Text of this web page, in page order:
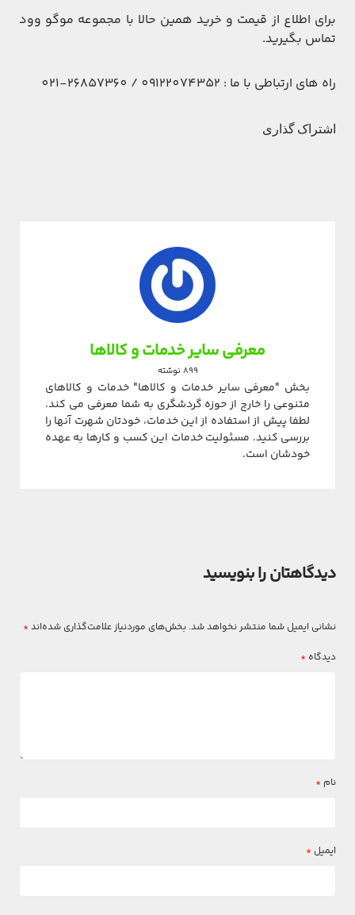
برای اطلاع از قیمت و خرید همین حالا با مجموعه موگو وود
تماس بگیرید.
راه های ارتباطی با ما : 09122074352 / 26857360-021
اشتراک گذاری
معرفی سایر خدمات و کالاها
899 نوشته
بخش "معرفی سایر خدمات و کالاها" خدمات و کالاهای
متنوعی را خارج از حوزه گردشگری به شما معرفی می کند.
لطفا پیش از استفاده از این خدمات، خودتان شهرت آنها را
بررسی کنید. مسئولیت خدمات این کسب و کارها به عهده
خودشان است.
دیدگاهتان را بنویسید
نشانی ایمیل شما منتشر نخواهد شد. بخش‌های موردنیاز علامت‌گذاری شده‌اند *
دیدگاه *
نام *
ایمیل *